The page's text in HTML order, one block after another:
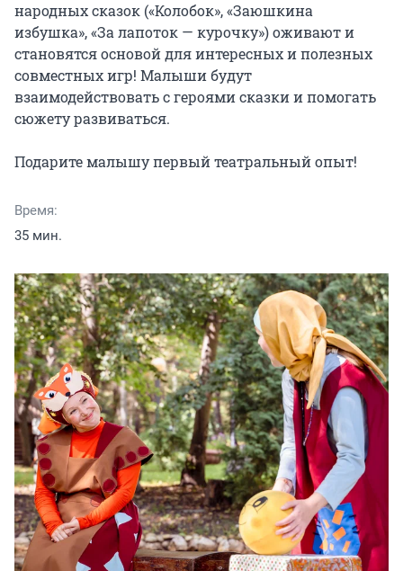
народных сказок («Колобок», «Заюшкина
избушка», «За лапоток — курочку») оживают и
становятся основой для интересных и полезных
совместных игр! Малыши будут
взаимодействовать с героями сказки и помогать
сюжету развиваться.
Подарите малышу первый театральный опыт!
Время:
35 мин.